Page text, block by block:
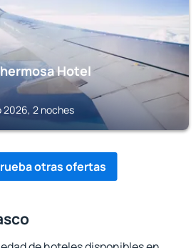
Hotel
2026, 2 noches
otras ofertas